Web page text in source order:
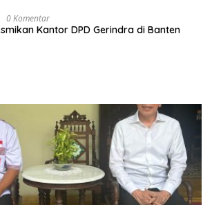
0 Komentar
Kantor DPD Gerindra di Banten